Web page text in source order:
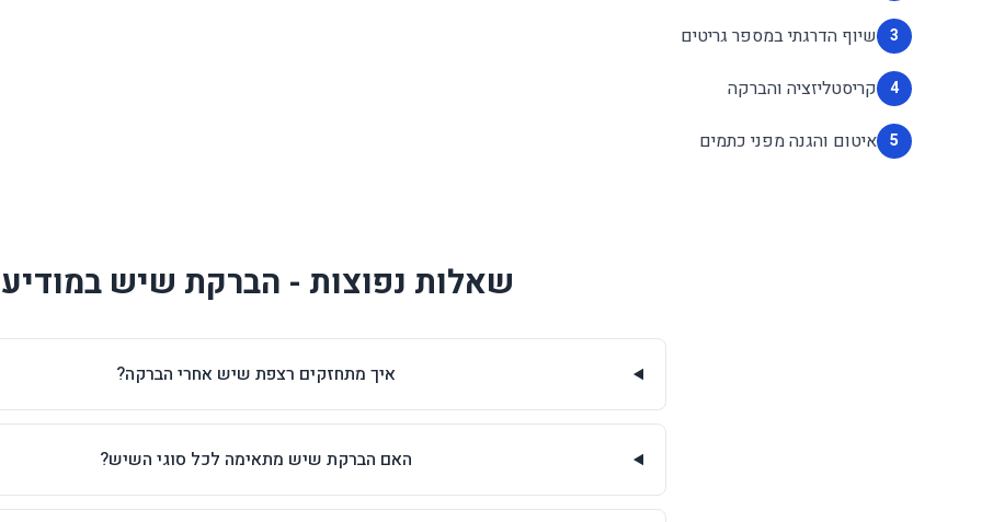
3 שיוף הדרגתי במספר גריטים
4 קריסטליזציה והברקה
5 איטום והגנה מפני כתמים
שאלות נפוצות - הברקת שיש
איך מתחזקים רצפת שיש אחרי הברקה?
האם הברקת שיש מתאימה לכל סוגי השיש?